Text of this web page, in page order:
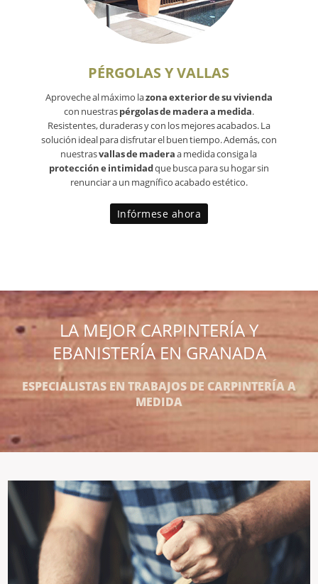
PÉRGOLAS Y VALLAS
Aproveche al máximo lazona exterior de su vivienda
con nuestraspérgolas de madera a medida.
Resistentes, duraderas y con los mejores acabados. La
solución ideal para disfrutar el buen tiempo. Además, con
nuestrasvallas de maderaa medida consiga la
protección e intimidadque busca para su hogar sin
renunciar a un magnífico acabado estético.
Infórmese ahora
LA MEJOR CARPINTERÍA Y
EBANISTERÍA EN GRANADA
ESPECIALISTAS EN TRABAJOS DE CARPINTERÍA A
MEDIDA